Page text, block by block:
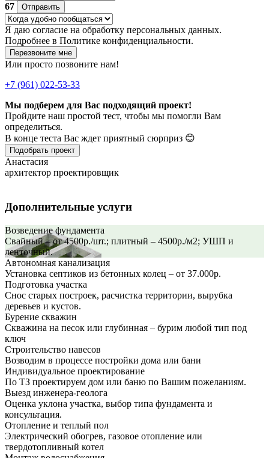
67
Отправить
Я даю согласие на обработку персональных данных.
Подробнее в Политике конфиденциальности.
Перезвоните мне
Или просто позвоните нам!
+7 (961) 022-53-33
Мы подберем для Вас подходящий проект!
Пройдите наш простой тест, чтобы мы помогли Вам
определиться.
В конце теста Вас ждет приятный сюрприз 😊
Подобрать проект
Анастасия
архитектор проектировщик
Дополнительные услуги
Возведение фундамента
Свайный – от 4500р./шт.; плитный – 4500р./м2; УШП и
ленточный.
Автономная канализация
Установка септиков из бетонных колец – от 37.000р.
Подготовка участка
Снос старых построек, расчистка территории, вырубка
деревьев и кустов.
Бурение скважин
Скважина на песок или глубинная – бурим любой тип под
ключ
Строительство навесов
Возводим в процессе постройки дома или бани
Индивидуальное проектирование
По ТЗ проектируем дом или баню по Вашим пожеланиям.
Выезд инженера-геолога
Оценка уклона участка, выбор типа фундамента и
консультация.
Отопление и теплый пол
Электрический обогрев, газовое отопление или
твердотопливный котел